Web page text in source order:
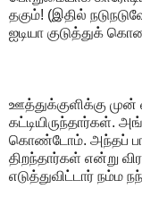
தகும்! (இதில்
ஐடியா குடுத்துக்
ஊத்துக்குளிக்கு முன்
கட்டியிருந்தார்கள்.
கொண்டோம். அந்தப்
திறந்தார்கள் என்று
எடுத்துவிட்டார் நம்ம